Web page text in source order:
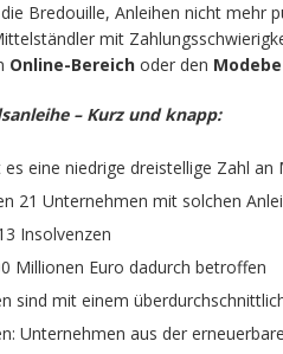
Bredouille, Anleihen nicht mehr
mit
Online-Bereich oder den
– Kurz und knapp:
eine niedrige dreistellige Zahl
21 Unternehmen mit solchen
Insolvenzen
Millionen Euro dadurch betroffen
sind mit einem
Unternehmen aus der